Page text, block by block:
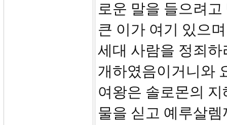
로운 말을 들으려
큰 이가 여기 있으
세대 사람을 정죄
개하였음이거니와
여왕은 솔로몬의
물을 싣고 예루살